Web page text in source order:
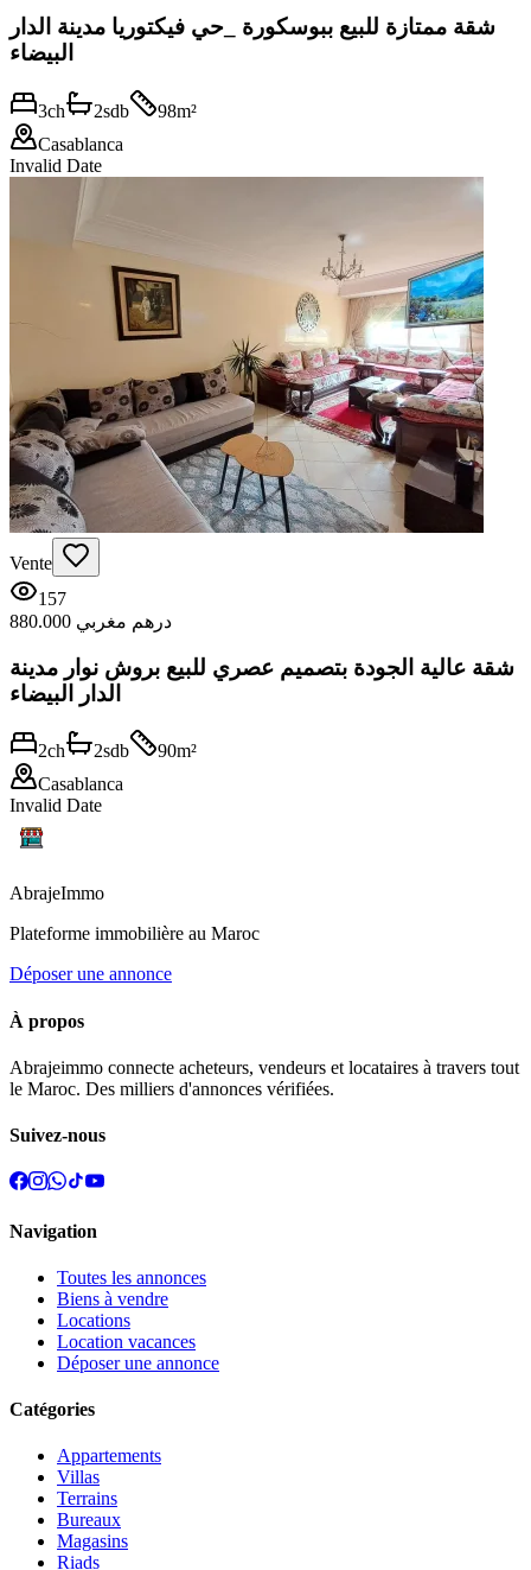
شقة ممتازة للبيع ببوسكورة _حي فيكتوريا مدينة الدار
البيضاء
3ch 2sdb 98m²
Casablanca
Invalid Date
Vente
157
880.000 درهم مغربي
شقة عالية الجودة بتصميم عصري للبيع بروش نوار مدينة
الدار البيضاء
2ch 2sdb 90m²
Casablanca
Invalid Date
AbrajeImmo
Plateforme immobilière au Maroc
Déposer une annonce
À propos
Abrajeimmo connecte acheteurs, vendeurs et locataires à travers tout
le Maroc. Des milliers d'annonces vérifiées.
Suivez-nous
Navigation
Toutes les annonces
Biens à vendre
Locations
Location vacances
Déposer une annonce
Catégories
Appartements
Villas
Terrains
Bureaux
Magasins
Riads